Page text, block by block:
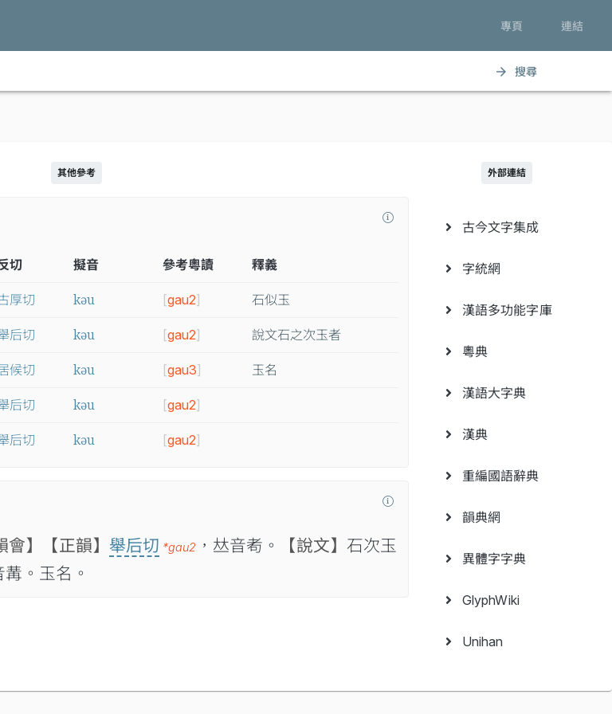
專頁 連結
arrow_forward 搜尋
其他參考
切 擬音 參考粵讀 釋義
厚切 kəu [gau2] 石似玉
后切 kəu [gau2] 說文石之次玉者
候切 kəu [gau3] 玉名
后切 kəu [gau2]
后切 kəu [gau2]
會】 【正韻】 舉后切 *gau2 ，𠀤音耇。 【說文】 石次玉
冓。玉名。
外部連結
古今文字集成
字統網
漢語多功能字庫
粵典
漢語大字典
漢典
重編國語辭典
韻典網
異體字字典
GlyphWiki
Unihan